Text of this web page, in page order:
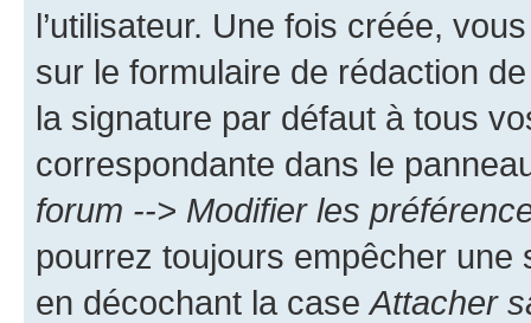
l’utilisateur. Une fois créée,
sur le formulaire de rédaction
la signature par défaut à tous
correspondante dans le
forum --> Modifier les
pourrez toujours empêcher une
en décochant la caseAttacher